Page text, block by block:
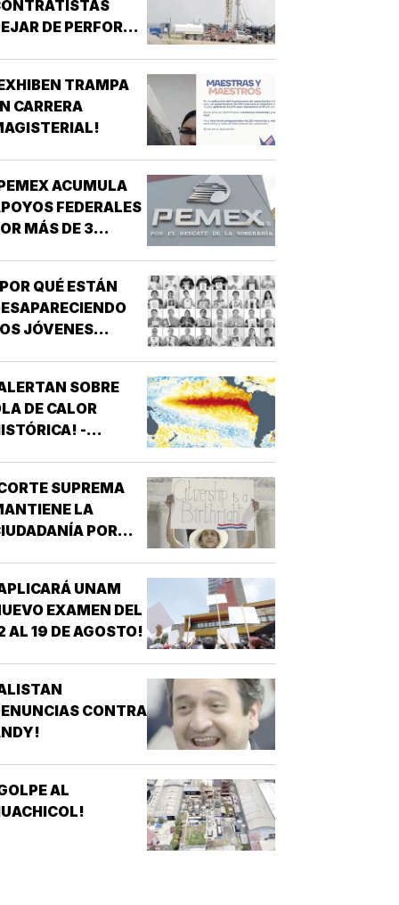
DE PERFORAR
MÉXICO!
TRAMPA
CARRERA
ACUMULA
FEDERALES
MÁS DE 3
QUÉ ESTÁN
JÓVENES
SOBRE
DE CALOR
-
SUPREMA
LA
POR
UNAM
EXAMEN DEL
AL 19 DE AGOSTO!
CONTRA
AL